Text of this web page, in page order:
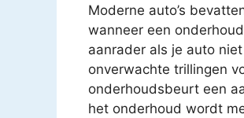
Moderne auto’s
wanneer een
aanrader als je auto
onverwachte trillingen
onderhoudsbeurt een
het onderhoud wordt